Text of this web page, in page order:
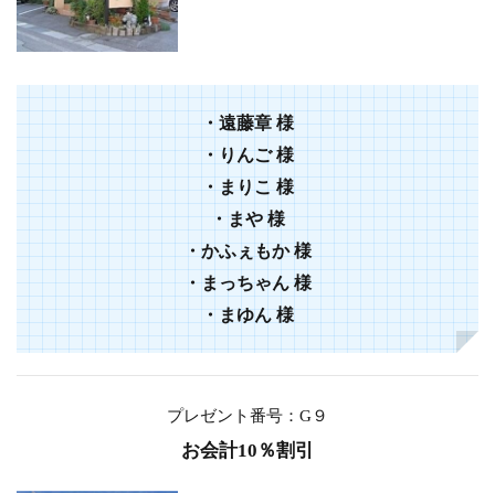
・遠藤章 様
・りんご 様
・まりこ 様
・まや 様
・かふぇもか 様
・まっちゃん 様
・まゆん 様
プレゼント番号 ：G９
お会計10％割引